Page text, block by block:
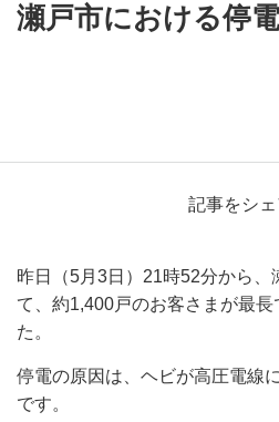
瀬戸市における停
記事をシ
昨日（5月3日）21時52分から、
て、約1,400戸のお客さまが最
た。
停電の原因は、ヘビが高圧電線
です。